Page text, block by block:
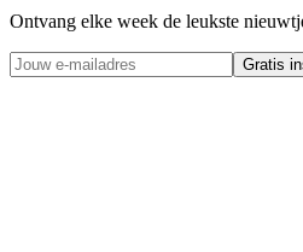
Ontvang elke week de leukste
Gratis